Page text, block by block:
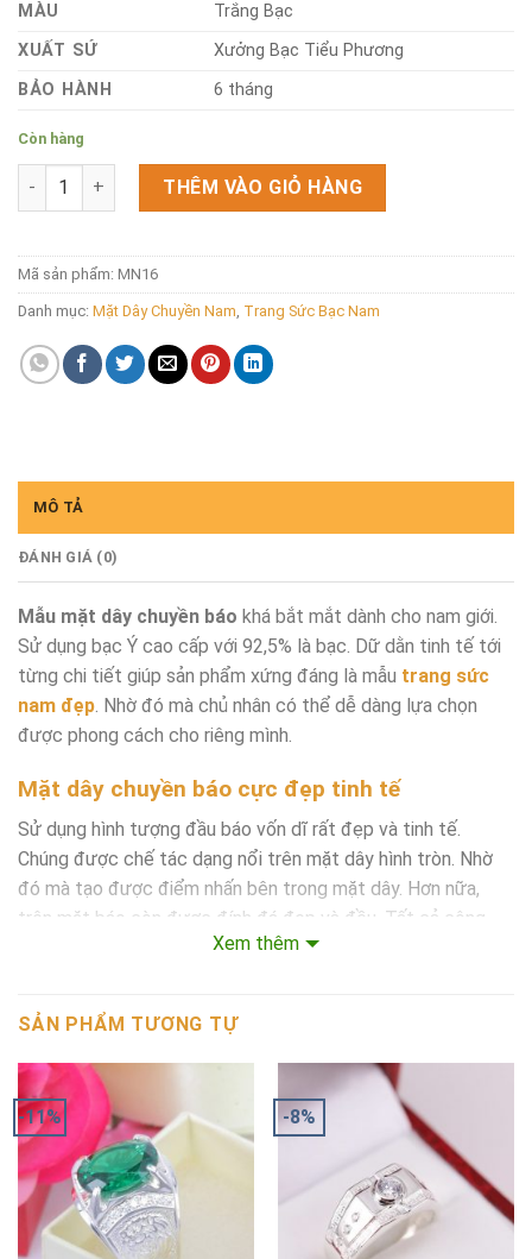
MÀU
Trắng Bạc
XUẤT SỨ
Xưởng Bạc Tiểu Phương
BẢO HÀNH
6 tháng
Còn hàng
Mặt Dây Chuyền Nam Con Báo MN16 số lượng
THÊM VÀO GIỎ HÀNG
Mã sản phẩm: MN16
Danh mục: Mặt Dây Chuyền Nam Trang Sức Bạc Nam
MÔ TẢ
ĐÁNH GIÁ (0)
Mẫu mặt dây chuyền báo khá bắt mắt dành cho nam giới.
Sử dụng bạc Ý cao cấp với 92,5% là bạc. Dữ dằn tinh tế tới
từng chi tiết giúp sản phẩm xứng đáng là mẫu trang sức
nam đẹp . Nhờ đó mà chủ nhân có thể dễ dàng lựa chọn
được phong cách cho riêng mình.
Mặt dây chuyền báo cực đẹp tinh tế
Sử dụng hình tượng đầu báo vốn dĩ rất đẹp và tinh tế.
Chúng được chế tác dạng nổi trên mặt dây hình tròn. Nhờ
đó mà tạo được điểm nhấn bên trong mặt dây. Hơn nữa,
trên mặt báo còn được đính đá đẹp và đều. Tất cả công
đoạn đính đá đều được làm thủ công bằng tay. Giúp tăng
Xem thêm
SẢN PHẨM TƯƠNG TỰ
-11% -8%